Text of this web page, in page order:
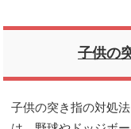
子供の
子供の突き指の対処